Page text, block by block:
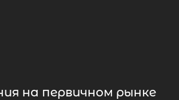
на первичном рынке